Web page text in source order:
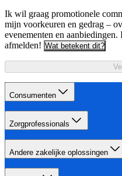
Ik wil graag promotionele
mijn voorkeuren en gedrag –
evenementen en
afmelden! Wat betekent dit?
Consumenten
Zorgprofessionals
Andere zakelijke oplossingen